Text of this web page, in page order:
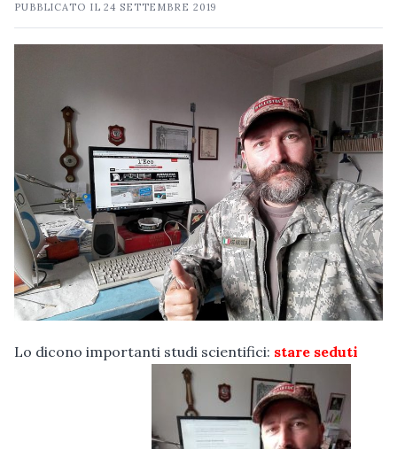
PUBBLICATO IL24 SETTEMBRE 2019
Lo dicono importanti studi scientifici: stare seduti